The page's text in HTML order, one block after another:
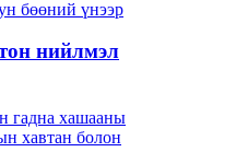
нийлмэл